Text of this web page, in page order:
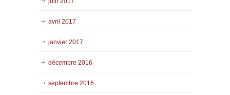
avril 2017
janvier 2017
décembre 2016
septembre 2016